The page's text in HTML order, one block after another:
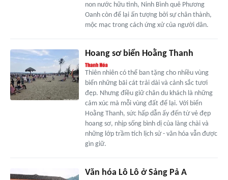
non nước hữu tình, Ninh Bình quê Phương
Oanh còn để lại ấn tượng bởi sự chân thành,
mộc mạc trong cách ứng xử của người dân.
Hoang sơ biển Hoằng Thanh
Thiên nhiên có thể ban tặng cho nhiều vùng
biển những bãi cát trải dài và cảnh sắc tươi
đẹp. Nhưng điều giữ chân du khách là những
cảm xúc mà mỗi vùng đất để lại. Với biển
Hoằng Thanh, sức hấp dẫn ấy đến từ vẻ đẹp
hoang sơ, nhịp sống bình dị của làng chài và
những lớp trầm tích lịch sử - văn hóa vẫn được
gìn giữ.
Văn hóa Lô Lô ở Sảng Pả A